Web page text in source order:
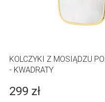
KOLCZYKI Z MOSIĄDZU
- KWADRATY
299 zł